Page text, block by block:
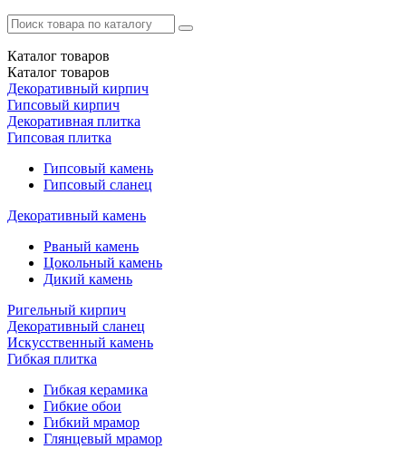
Каталог товаров
Каталог товаров
Декоративный кирпич
Гипсовый кирпич
Декоративная плитка
Гипсовая плитка
Гипсовый камень
Гипсовый сланец
Декоративный камень
Рваный камень
Цокольный камень
Дикий камень
Ригельный кирпич
Декоративный сланец
Искусственный камень
Гибкая плитка
Гибкая керамика
Гибкие обои
Гибкий мрамор
Глянцевый мрамор